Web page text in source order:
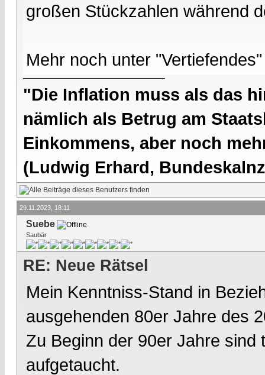
großen Stückzahlen während
Mehr noch unter "Vertiefendes"
"Die Inflation muss als das
nämlich als Betrug am
Einkommens, aber noch
(Ludwig Erhard,
29.11.2023, 18:11
Suebe
Saubär
RE: Neue Rätsel
Mein Kenntniss-Stand in
ausgehenden 80er Jahre des
Zu Beginn der 90er Jahre
aufgetaucht.